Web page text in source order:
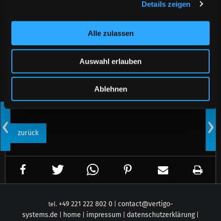
Details zeigen
Alle zulassen
Auswahl erlauben
Ablehnen
‹ ›
Technologiepartner für die
Bodenprojektion ist der Hersteller
SANYO, der mit dem Projektor PLC-XF47
die brillante Ausleuchtung der Fläche
http://www.cinemaexpo.com
zurück
tel. +49 221 222 802 0 contact@vertigo-
systems.de
home impressum datenschutzerklärung|